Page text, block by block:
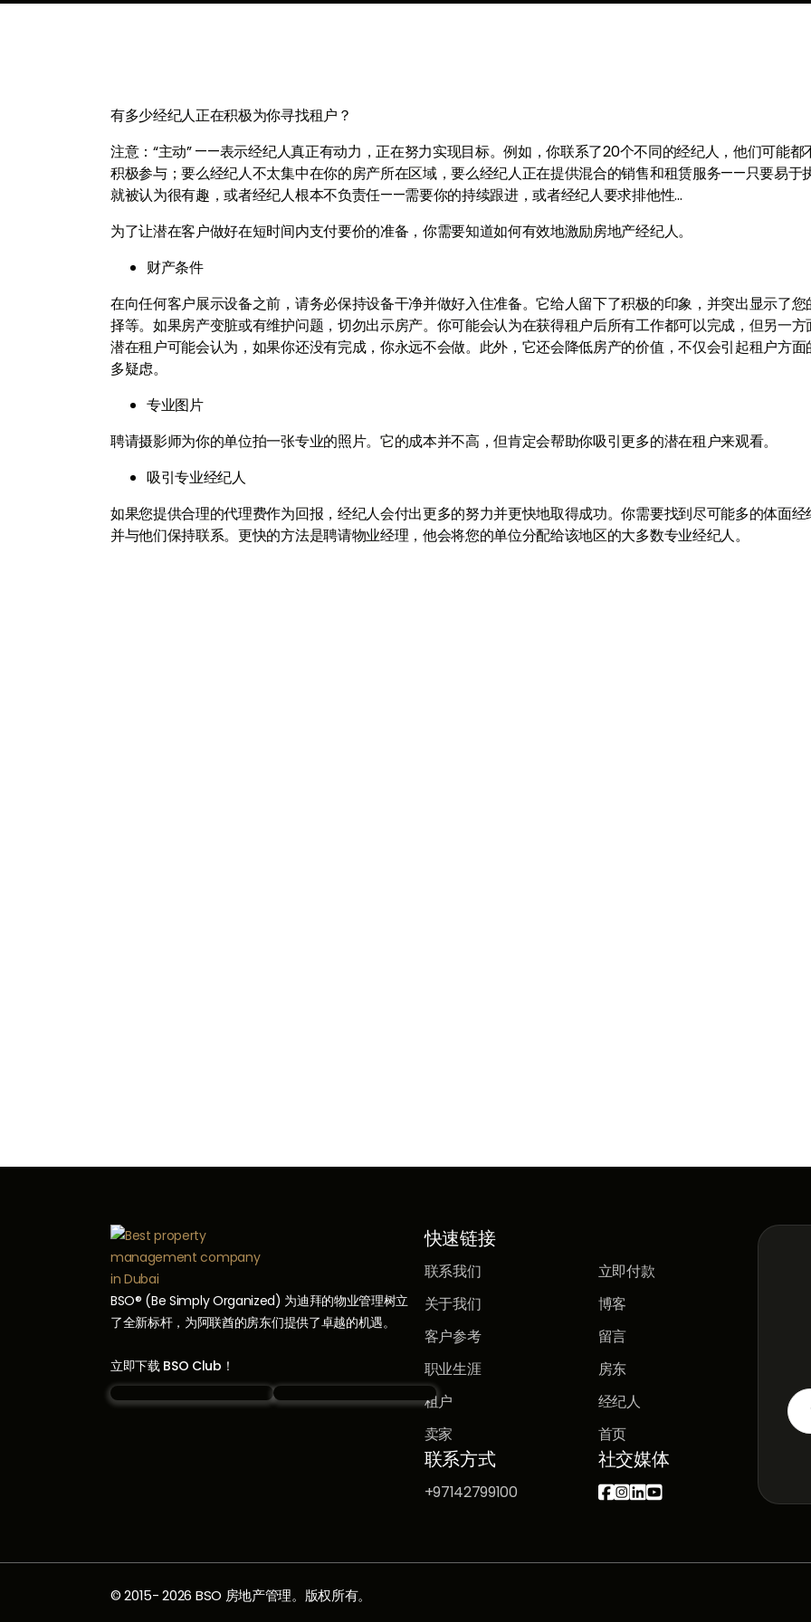
有多少经纪人正在积极为你寻找租户？
注意：“主动” ——表示经纪人真正有动力，正在努力实现目标。例如，你联系了20个不同的经纪人，他们可能都
积极参与；要么经纪人不太集中在你的房产所在区域，要么经纪人正在提供混合的销售和租赁服务——只要易于
就被认为很有趣，或者经纪人根本不负责任——需要你的持续跟进，或者经纪人要求排他性...
为了让潜在客户做好在短时间内支付要价的准备，你需要知道如何有效地激励房地产经纪人。
财产条件
在向任何客户展示设备之前，请务必保持设备干净并做好入住准备。它给人留下了积极的印象，并突出显示了您
择等。如果房产变脏或有维护问题，切勿出示房产。你可能会认为在获得租户后所有工作都可以完成，但另一方
潜在租户可能会认为，如果你还没有完成，你永远不会做。此外，它还会降低房产的价值，不仅会引起租户方面
多疑虑。
专业图片
聘请摄影师为你的单位拍一张专业的照片。它的成本并不高，但肯定会帮助你吸引更多的潜在租户来观看。
吸引专业经纪人
如果您提供合理的代理费作为回报，经纪人会付出更多的努力并更快地取得成功。你需要找到尽可能多的体面经
并与他们保持联系。更快的方法是聘请物业经理，他会将您的单位分配给该地区的大多数专业经纪人。
BSO® (Be Simply Organized) 为迪拜的物业管理树立
了全新标杆，为阿联酋的房东们提供了卓越的机遇。
立即下载 BSO Club！
快速链接
联系我们
立即付款
关于我们
博客
客户参考
留言
职业生涯
房东
租户
经纪人
卖家
首页
联系方式
+97142799100
社交媒体

© 2015-2026 BSO 房地产管理。版权所有。